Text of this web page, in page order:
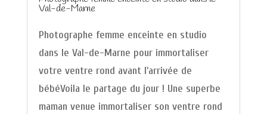
Val-de-Marne
Photographe femme enceinte en studio
dans le Val-de-Marne pour immortaliser
votre ventre rond avant l'arrivée de
bébéVoila le partage du jour ! Une superbe
maman venue immortaliser son ventre rond